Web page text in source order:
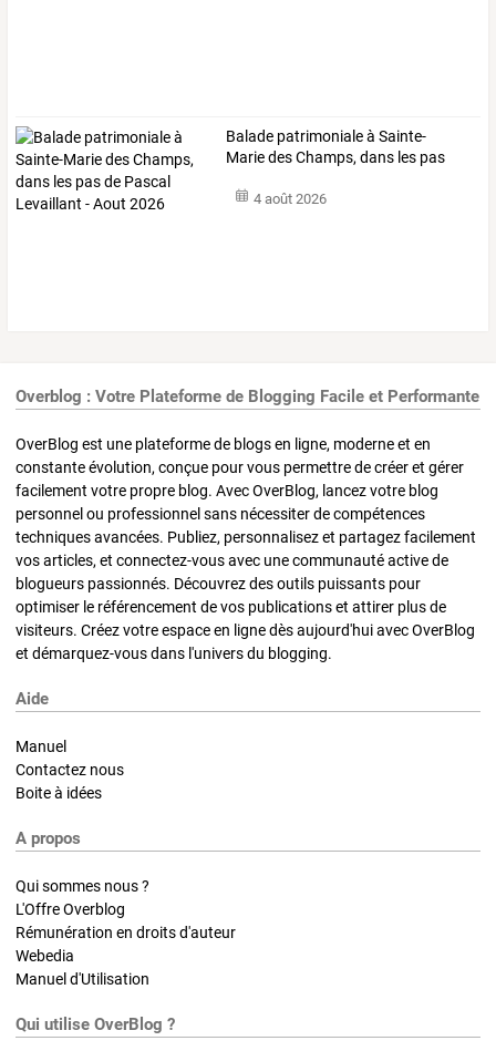
Balade patrimonialeà Sainte-
MariedesChamps,dans les pas
4 août 2026
Overblog : Votre Plateforme de Blogging Facile et Performante
OverBlog est une plateforme de blogs en ligne, moderne et en
constante évolution, conçue pour vous permettre de créer et gérer
facilement votre propre blog. Avec OverBlog, lancez votre blog
personnel ou professionnel sans nécessiter de compétences
techniques avancées. Publiez, personnalisez et partagez facilement
vos articles, et connectez-vous avec une communauté active de
blogueurs passionnés. Découvrez des outils puissants pour
optimiser le référencement de vos publications et attirer plus de
visiteurs. Créez votre espace en ligne dès aujourd'hui avec OverBlog
et démarquez-vous dans l'univers du blogging.
Aide
Manuel
Contactez nous
Boite à idées
A propos
Qui sommes nous ?
L'Offre Overblog
Rémunération en droits d'auteur
Webedia
Manuel d'Utilisation
Qui utilise OverBlog ?